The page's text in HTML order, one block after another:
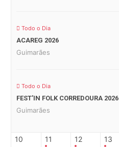
Todo o Dia
ACAREG 2026
Guimarães
Todo o Dia
FEST’IN FOLK CORREDOURA 2026
Guimarães
10 11 12 13